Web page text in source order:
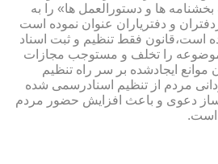
بخشنامه ها و دستورالعمل ها» را به
و دفتریاران عنوان نموده است
است،قانون فقط تنظیم و ثبت اسناد
را تخلف و مستوجب مجازات
ایجادشده بر سر راه تنظیم
مردم از تنظیم اسنادرسمی شده
دعوی و باعث افزایش حضور مردم
است.